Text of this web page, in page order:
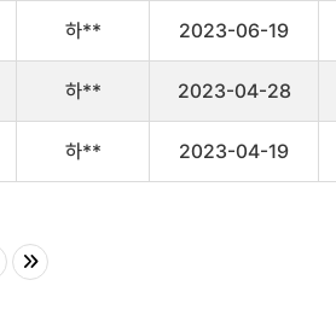
하** 2023-06-19
하** 2023-04-28
하** 2023-04-19